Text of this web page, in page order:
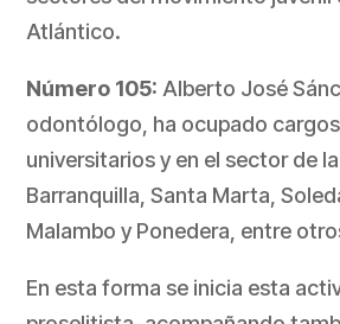
Atlántico.
Número 105: Alberto José
odontólogo, ha ocupado cargos
universitarios y en el sector de
Barranquilla, Santa Marta,
Malambo y Ponedera, entre
En esta forma se inicia esta